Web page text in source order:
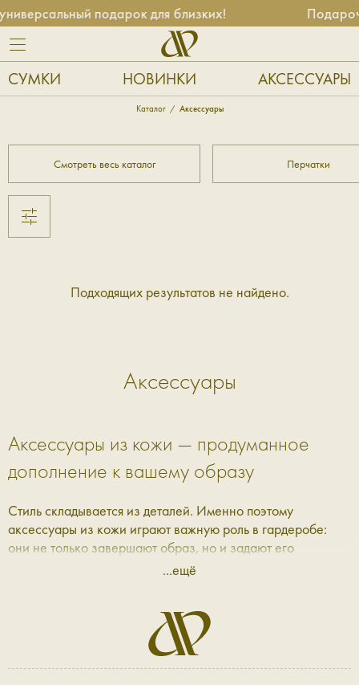
подарок для близких!
СУМКИ НОВИНКИ АКСЕССУАРЫ
Каталог Аксессуары
Смотреть весь каталог Перчатки
Подходящих результатов не найдено.
Аксессуары
Аксессуары из кожи — продуманное
дополнение к вашему образу
Стиль складывается из деталей. Именно поэтому
аксессуары из кожи играют важную роль в гардеробе:
они не только завершают образ, но и задают его
настроение. В Aprell мы собрали коллекцию, где каждая
Кожаные аксессуары: баланс формы и
функциональности
...ещё